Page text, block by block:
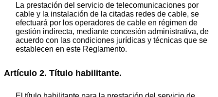
La prestación del servicio de telecomunicaciones por
cable y la instalación de la citadas redes de cable, se
efectuará por los operadores de cable en régimen de
gestión indirecta, mediante concesión administrativa, de
acuerdo con las condiciones jurídicas y técnicas que se
establecen en este Reglamento.
Artículo 2. Título habilitante.